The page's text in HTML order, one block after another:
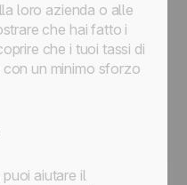
loro azienda o alle
che hai fatto i
che i tuoi tassi di
un minimo sforzo
aiutare il